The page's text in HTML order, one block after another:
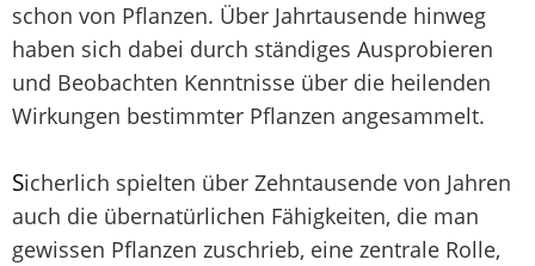
schon von Pflanzen. Über Jahrtausende hinweg
haben sich dabei durch ständiges Ausprobieren
und Beobachten Kenntnisse über die heilenden
Wirkungen bestimmter Pflanzen angesammelt.
Sicherlich spielten über Zehntausende von Jahren
auch die übernatürlichen Fähigkeiten, die man
gewissen Pflanzen zuschrieb, eine zentrale Rolle,